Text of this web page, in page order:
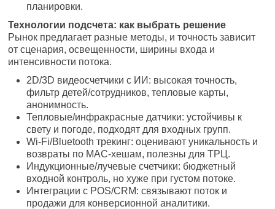
планировки.
Технологии подсчета: как выбрать решение
Рынок предлагает разные методы, и точность зависит
от сценария, освещенности, ширины входа и
интенсивности потока.
2D/3D видеосчетчики с ИИ: высокая точность,
фильтр детей/сотрудников, тепловые карты,
анонимность.
Тепловые/инфракрасные датчики: устойчивы к
свету и погоде, подходят для входных групп.
Wi‑Fi/Bluetooth трекинг: оценивают уникальность и
возвраты по MAC-хешам, полезны для ТРЦ.
Индукционные/лучевые счетчики: бюджетный
входной контроль, но хуже при густом потоке.
Интеграции с POS/CRM: связывают поток и
продажи для конверсионной аналитики.